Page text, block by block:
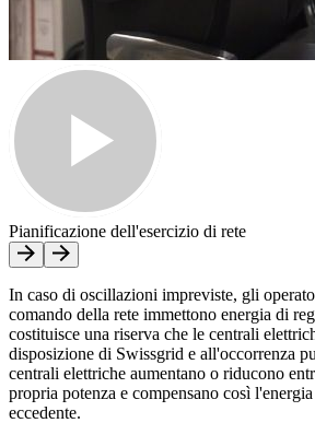
Pianificazione dell'esercizio di rete
In caso di oscillazioni impreviste, gli
comando della rete immettono energia di
costituisce una riserva che le centrali
disposizione di Swissgrid e all'occorrenza
centrali elettriche aumentano o riducono
propria potenza e compensano così
eccedente.